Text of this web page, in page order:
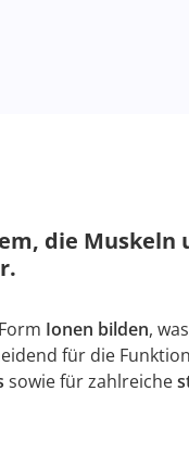
die Muskeln
Ionen bilden,
für die
sowie für zahlreiche